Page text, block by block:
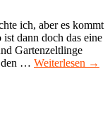
ich, aber es kommt
dann doch das eine
Gartenzeltlinge
den … Weiterlesen →